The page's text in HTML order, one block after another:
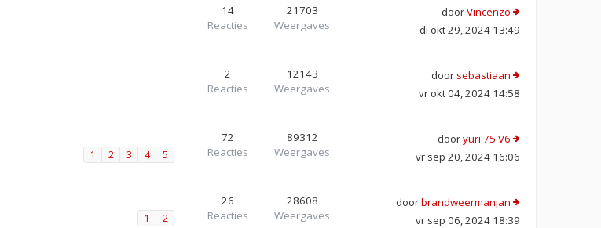
14
Reacties
21703
Weergaves
doorVincenzo
di okt 29, 2024 13:49
2
Reacties
12143
Weergaves
door sebastiaan
vr okt 04, 2024 14:58
1 2 3 4 5
72
Reacties
89312
Weergaves
dooryuri 75 V6
vr sep 20, 2024 16:06
1 2
26
Reacties
28608
Weergaves
doorbrandweermanjan
vr sep 06, 2024 18:39